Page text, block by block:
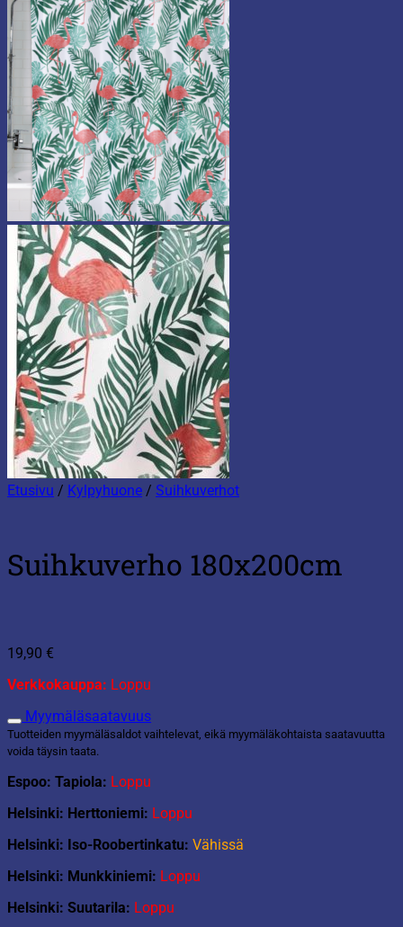
Etusivu / Kylpyhuone / Suihkuverhot
Suihkuverho 180x200cm
19,90 €
Verkkokauppa: Loppu
Myymäläsaatavuus
Tuotteiden myymäläsaldot vaihtelevat, eikä myymäläkohtaista saatavuutta
voida täysin taata.
Espoo: Tapiola: Loppu
Helsinki: Herttoniemi: Loppu
Helsinki: Iso-Roobertinkatu: Vähissä
Helsinki: Munkkiniemi: Loppu
Helsinki: Suutarila: Loppu